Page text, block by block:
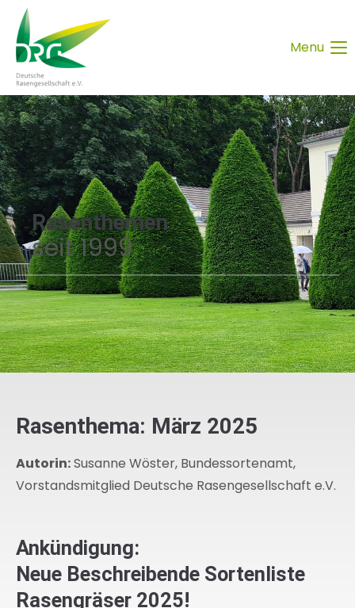
Menu
Rasenthemen
seit 1999
Rasenthema: März 2025
Autorin:Susanne Wöster, Bundessortenamt,
Vorstandsmitglied Deutsche Rasengesellschaft e.V.
Ankündigung:
Neue Beschreibende Sortenliste
Rasengräser 2025!